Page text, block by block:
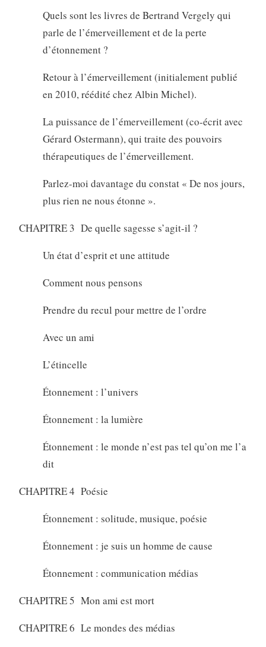
Quels sont les livres de Bertrand Vergely qui
parle de l’émerveillement et de la perte
d’étonnement ?
Retour à l’émerveillement (initialement publié
en 2010, réédité chez Albin Michel).
La puissance de l’émerveillement (co-écrit avec
Gérard Ostermann), qui traite des pouvoirs
thérapeutiques de l’émerveillement.
Parlez-moi davantage du constat « De nos jours,
plus rien ne nous étonne ».
CHAPITRE 3 De quelle sagesse s’agit-il ?
Un état d’esprit et une attitude
Comment nous pensons
Prendre du recul pour mettre de l’ordre
Avec un ami
L’étincelle
Étonnement : l’univers
Étonnement : la lumière
Étonnement : le monde n’est pas tel qu’on me l’a
dit
CHAPITRE 4 Poésie
Étonnement : solitude, musique, poésie
Étonnement : je suis un homme de cause
Étonnement : communication médias
CHAPITRE 5 Mon ami est mort
CHAPITRE 6 Le mondes des médias